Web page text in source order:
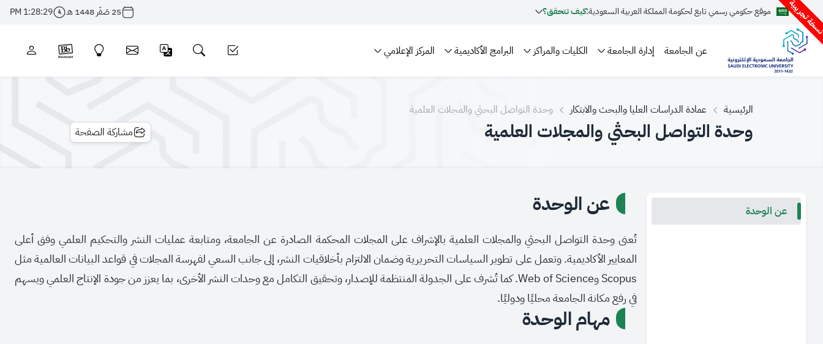
تجريبية موقع حكومي رسمي تابع لحكومة المملكة العربية السعودية:كيف تتحقق؟ 25 صَفَر 1448 هـ 1:28:29 PM
عن الجامعة إدارة الجامعة الكليات والمراكز البرامج الأكاديمية المركز الإعلامي
الرئيسية عمادة الدراسات العليا والبحث والابتكار وحدة التواصل البحثي والمجلات العلمية
وحدة التواصل البحثي والمجلات العلمية مشاركة الصفحة
عن الوحدة عن الوحدة
تُعنى وحدة التواصل البحثي والمجلات العلمية بالإشراف على المجلات المحكمة الصادرة عن الجامعة، ومتابعة عمليات النشر والتحكيم العلمي وفق أعلى
المعايير الأكاديمية. وتعمل على تطوير السياسات التحريرية وضمان الالتزام بأخلاقيات النشر، إلى جانب السعي لفهرسة المجلات في قواعد البيانات العالمية مثل
Scopus وWeb of Science. كما تُشرف على الجدولة المنتظمة للإصدار، وتحقيق التكامل مع وحدات النشر الأخرى، بما يعزز من جودة الإنتاج العلمي ويسهم
في رفع مكانة الجامعة محليًا ودوليًا.
مهام الوحدة